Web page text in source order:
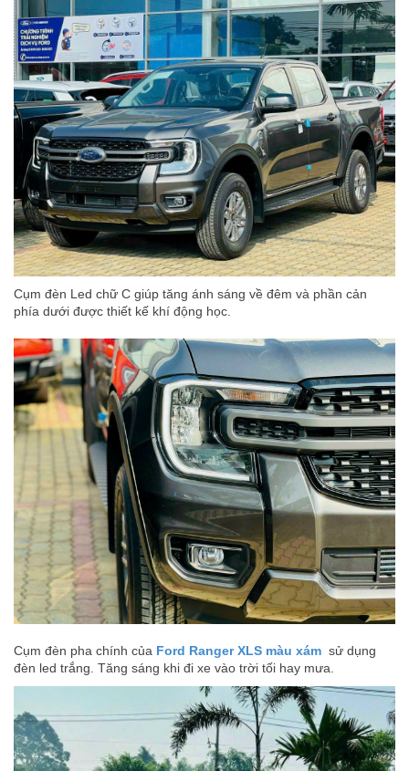
Cụm đèn Led chữ C giúp tăng ánh sáng về đêm và phần cản
phía dưới được thiết kế khí động học.
Cụm đèn pha chính của Ford Ranger XLS màu xám sử dụng
đèn led trắng. Tăng sáng khi đi xe vào trời tối hay mưa.